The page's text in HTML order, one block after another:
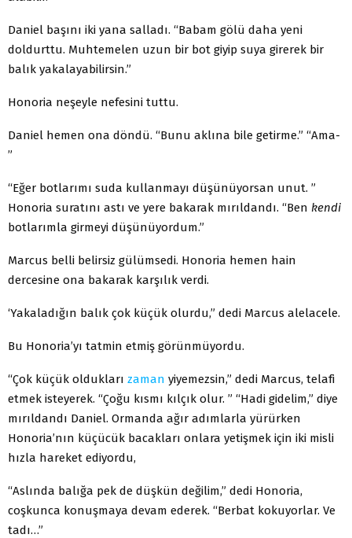
Daniel başını iki yana salladı. “Babam gölü daha yeni
doldurttu. Muhtemelen uzun bir bot giyip suya girerek bir
balık yakalayabilirsin.”
Honoria neşeyle nefesini tuttu.
Daniel hemen ona döndü. “Bunu aklına bile getirme.” “Ama-
”
“Eğer botlarımı suda kullanmayı düşünüyorsan unut. ”
Honoria suratını astı ve yere bakarak mırıldandı. “Ben kendi
botlarımla girmeyi düşünüyordum.”
Marcus belli belirsiz gülümsedi. Honoria hemen hain
dercesine ona bakarak karşılık verdi.
‘Yakaladığın balık çok küçük olurdu,” dedi Marcus ale­lacele.
Bu Honoria’yı tatmin etmiş görünmüyordu.
“Çok küçük oldukları zaman yiyemezsin,” dedi Mar­cus, telafi
etmek isteyerek. “Çoğu kısmı kılçık olur. ” “Hadi gidelim,” diye
mırıldandı Daniel. Ormanda ağır adımlarla yürürken
Honoria’nın küçücük bacakları onlara yetişmek için iki misli
hızla hareket ediyordu,
“Aslında balığa pek de düşkün değilim,” dedi Honoria,
coşkunca konuşmaya devam ederek. “Berbat kokuyorlar. Ve
tadı…”